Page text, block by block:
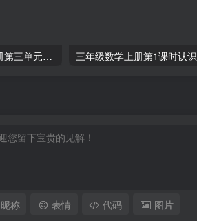
三年级数学上册上册第三单元《测量》练习题（人教版）
昵称 表情 代码 图片